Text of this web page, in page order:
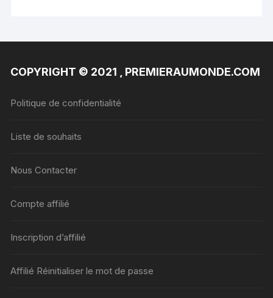
COPYRIGHT © 2021 , PREMIERAUMONDE.COM
Politique de confidentialité
Liste de souhaits
Nous Contacter
Compte affilié
Inscription d’affilié
Affilié Réinitialiser le mot de passe